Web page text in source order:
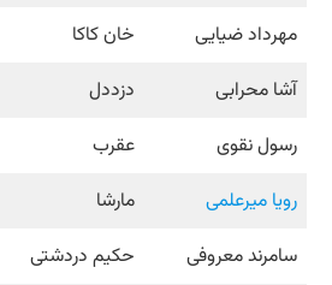
مهرداد ضیایی
خان کاکا
آشا محرابی
دزددل
رسول نقوی
عقرب
رویا میرعلمی
مارشا
سامرند معروفی
حکیم دردشتی